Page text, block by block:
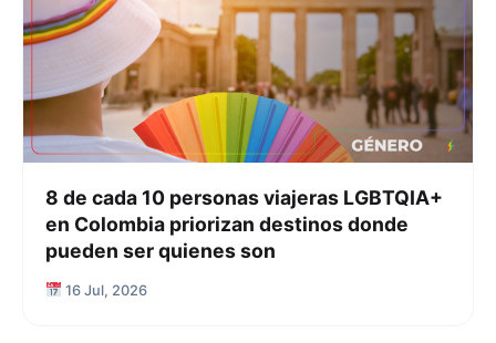
8 de cada 10 personas viajeras LGBTQIA+
en Colombia priorizan destinos donde
pueden ser quienes son
16 Jul, 2026